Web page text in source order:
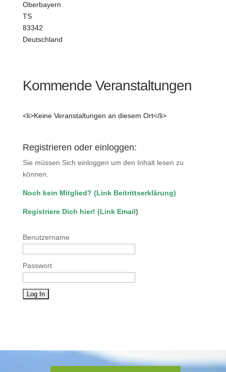
Oberbayern
TS
83342
Deutschland
Kommende Veranstaltungen
<li>Keine Veranstaltungen an diesem Ort</li>
Registrieren oder einloggen:
Sie müssen Sich einloggen um den Inhalt lesen zu
können.
Noch kein Mitglied? (Link Beitrittserklärung)
Registriere Dich hier! (Link Email)
Benutzername
Passwort